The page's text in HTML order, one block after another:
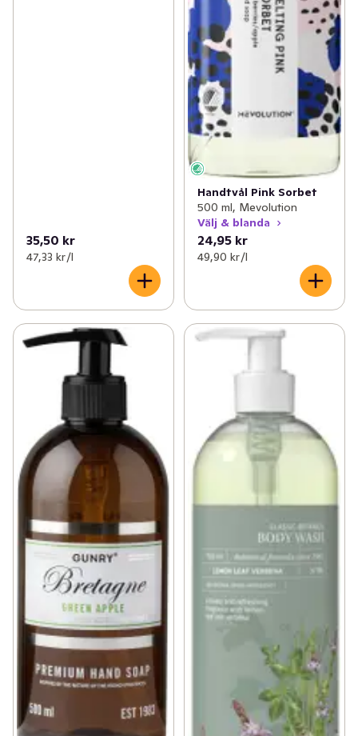
35,50 kr
47,33 kr /l
Handtvål Pink Sorbet
500 ml, Mevolution
Välj & blanda
24,95 kr
49,90 kr /l